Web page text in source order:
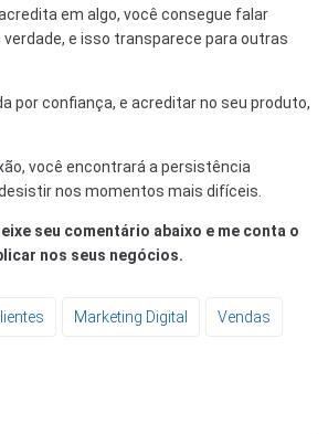
em algo, você consegue falar
e isso transparece para outras
por confiança, e acreditar no seu produto,
você encontrará a persistência
nos momentos mais difíceis.
seu comentário abaixo e me conta o
nos seus negócios.
Marketing Digital Vendas